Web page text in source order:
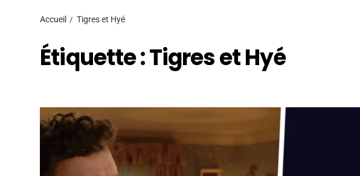
Accueil Tigres et Hyé
Étiquette :Tigres et Hyé